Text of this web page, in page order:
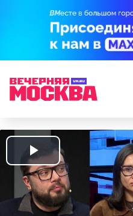
Play
Video